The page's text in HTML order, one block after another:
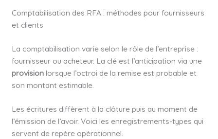
Comptabilisation des RFA : méthodes pour fournisseurs
et clients
La comptabilisation varie selon le rôle de l’entreprise :
fournisseur ou acheteur. La clé est l’anticipation via une
provisionlorsque l’octroi de la remise est probable et
son montant estimable.
Les écritures diffèrent à la clôture puis au moment de
l’émission de l’avoir. Voici les enregistrements-types qui
servent de repère opérationnel.